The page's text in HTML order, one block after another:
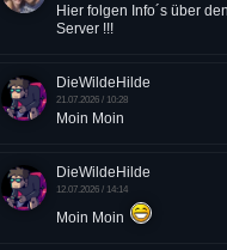
Hier folgen Info´s über
Server !!!
DieWildeHilde
21.07.2026 / 10:28
Moin Moin
DieWildeHilde
12.07.2026 / 14:14
Moin Moin